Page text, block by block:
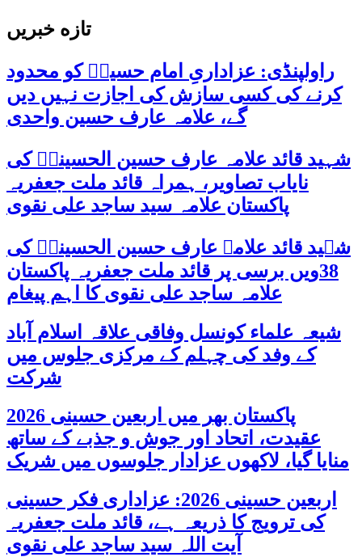
تازه خبریں
راولپنڈی: عزاداریِ امام حسینؑ کو محدود
کرنے کی کسی سازش کی اجازت نہیں دیں
گے، علامہ عارف حسین واحدی
شہید قائد علامہ عارف حسین الحسینیؒ کی
نایاب تصاویر، ہمراہ قائد ملت جعفریہ
پاکستان علامہ سید ساجد علی نقوی
شہید قائد علامہ عارف حسین الحسینیؒ کی
38ویں برسی پر قائد ملت جعفریہ پاکستان
علامہ ساجد علی نقوی کا اہم پیغام
شیعہ علماء کونسل وفاقی علاقہ اسلام آباد
کے وفد کی چہلم کے مرکزی جلوس میں
شرکت
پاکستان بھر میں اربعین حسینی 2026
عقیدت، اتحاد اور جوش و جذبے کے ساتھ
منایا گیا، لاکھوں عزادار جلوسوں میں شریک
اربعین حسینی 2026: عزاداری فکر حسینی
کی ترویج کا ذریعہ ہے، قائد ملت جعفریہ
آیت اللہ سید ساجد علی نقوی